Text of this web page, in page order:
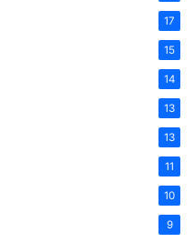
17
15
14
13
13
11
10
9